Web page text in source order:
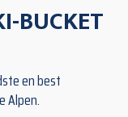
BUCKET
en best
Alpen.